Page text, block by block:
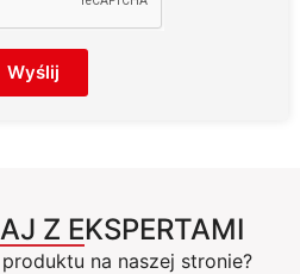
Wyślij
Z EKSPERTAMI
na naszej stronie?